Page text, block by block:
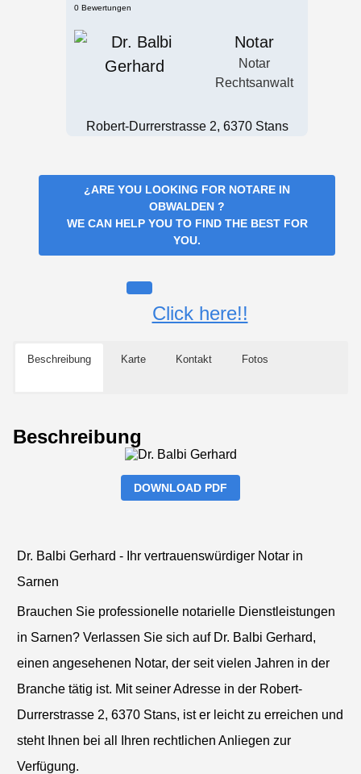
0 Bewertungen
Notar
Notar
Rechtsanwalt
Robert-Durrerstrasse 2, 6370 Stans
¿ARE YOU LOOKING FOR NOTARE IN
OBWALDEN ?
WE CAN HELP YOU TO FIND THE BEST FOR
YOU.
Click here!!
Beschreibung Karte Kontakt Fotos
Beschreibung
DOWNLOAD PDF
Dr. Balbi Gerhard - Ihr vertrauenswürdiger Notar in
Sarnen
Brauchen Sie professionelle notarielle Dienstleistungen
in Sarnen? Verlassen Sie sich auf Dr. Balbi Gerhard,
einen angesehenen Notar, der seit vielen Jahren in der
Branche tätig ist. Mit seiner Adresse in der Robert-
Durrerstrasse 2, 6370 Stans, ist er leicht zu erreichen und
steht Ihnen bei all Ihren rechtlichen Anliegen zur
Verfügung.